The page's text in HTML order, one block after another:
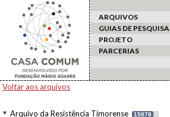
ARQUIVOS
GUIAS DE PESQUISA
PROJETO
PARCERIAS
Voltar aos arquivos
Arquivo da Resistência Timorense 15878 I